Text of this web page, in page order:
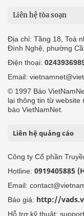
Liên hệ tòa soạn
Địa chỉ: Tầng 18, Toà
Đình Nghệ, phường
Điện thoại:
Email:
© 1997 Báo
lại thông tin từ website
báo VietNamNet.
Liên hệ quảng cáo
Công ty Cổ phần
Hotline: 0919405885
Email:
Báo giá: http://
Hỗ trợ kỹ thuật: